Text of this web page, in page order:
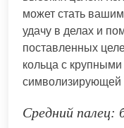
может стать
удачу в делах и
поставленных
кольца с
Средний палец: